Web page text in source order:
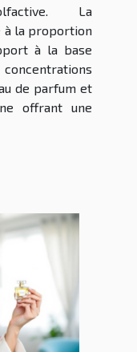
La
à la proportion
à la base
de parfum et
offrant une